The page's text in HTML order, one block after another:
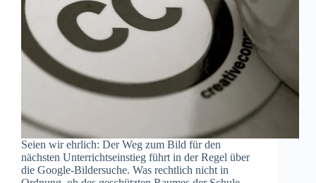
Seien wir ehrlich: Der Weg zum Bild für den
nächsten Unterrichtseinstieg führt in der Regel über
die Google-Bildersuche. Was rechtlich nicht in